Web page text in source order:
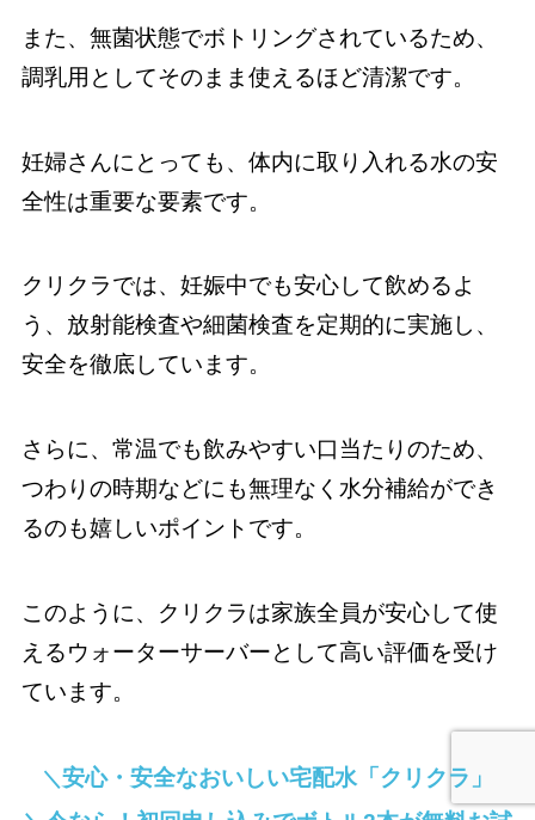
また、無菌状態でボトリングされているため、
調乳用としてそのまま使えるほど清潔です。
妊婦さんにとっても、体内に取り入れる水の安
全性は重要な要素です。
クリクラでは、妊娠中でも安心して飲めるよ
う、放射能検査や細菌検査を定期的に実施し、
安全を徹底しています。
さらに、常温でも飲みやすい口当たりのため、
つわりの時期などにも無理なく水分補給ができ
るのも嬉しいポイントです。
このように、クリクラは家族全員が安心して使
えるウォーターサーバーとして高い評価を受け
ています。
＼安心・安全なおいしい宅配水「クリクラ」